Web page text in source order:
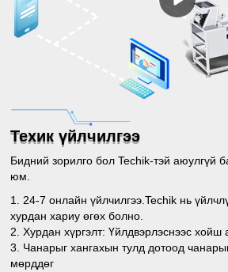
Техик үйлчилгээ
Бидний зорилго бол Techik-тэй аюулгүй
юм.
1. 24-7 онлайн үйлчилгээ.Techik нь
хурдан хариу өгөх болно.
2. Хурдан хүргэлт: Үйлдвэрлэснээс хойш
3. Чанарыг хангахын тулд дотоод
мөрддөг